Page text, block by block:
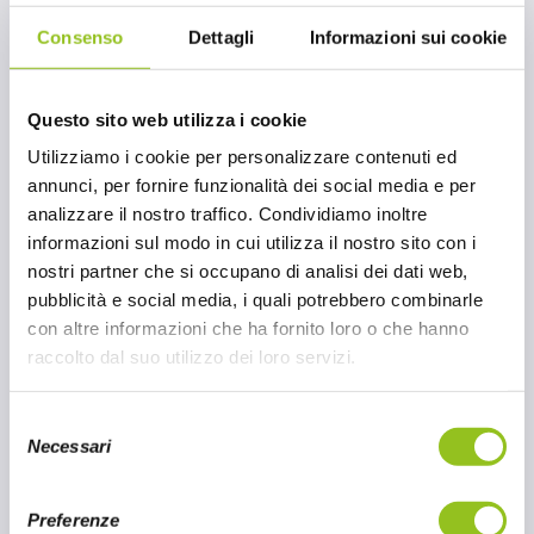
Consenso Dettagli Informazioni sui cookie
Questo sito web utilizza i cookie
Utilizziamo i cookie per personalizzare contenuti ed
annunci, per fornire funzionalità dei social media e per
analizzare il nostro traffico. Condividiamo inoltre
informazioni sul modo in cui utilizza il nostro sito con i
nostri partner che si occupano di analisi dei dati web,
pubblicità e social media, i quali potrebbero combinarle
con altre informazioni che ha fornito loro o che hanno
raccolto dal suo utilizzo dei loro servizi.
Necessari
Preferenze
dell’organismo. Tuttavia, è importante consumarla
con moderazione, poiché, come altri alimenti a base
di arachidi, è anchericca di calorie.
American Garden: cucina
statunitense
American Gardenè un marchio conosciuto e
apprezzato per la qualità dei suoi prodotti, ispirati alla
tradizione culinaria statunitense.La crema di
arachidi, uno dei suoi prodotti di punta, viene
realizzata seguendo standard elevati per garantire
gusto e freschezza. È perfetta per chi ama variare la
propria alimentazione con un tocco internazionale,
alla genuinità degli ingredienti.